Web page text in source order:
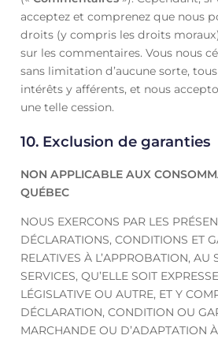
acceptez et comprenez que nous
droits (y compris les droits
sur les commentaires. Vous nous
sans limitation d’aucune sorte,
intérêts y afférents, et nous
une telle cession.
10. Exclusion de garanties
NON APPLICABLE AUX
QUÉBEC
NOUS EXERCONS PAR LES
DÉCLARATIONS, CONDITIONS ET
RELATIVES À L’APPROBATION, AU
SERVICES, QU’ELLE SOIT
LÉGISLATIVE OU AUTRE, ET Y
DÉCLARATION, CONDITION OU
MARCHANDE OU D’ADAPTATION